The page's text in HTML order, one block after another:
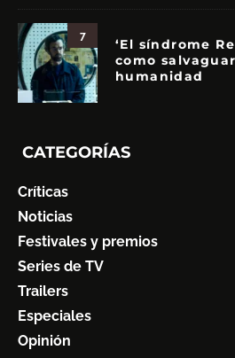
7
‘El síndrome
como
humanidad
CATEGORÍAS
Críticas
Noticias
Festivales y premios
Series de TV
Trailers
Especiales
Opinión